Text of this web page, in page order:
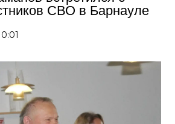
СВО в Барнауле